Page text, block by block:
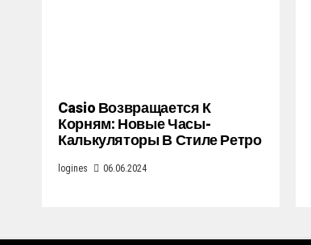
Casio Возвращается К
Корням: Новые Часы-
Калькуляторы В Стиле Ретро
logines 06.06.2024